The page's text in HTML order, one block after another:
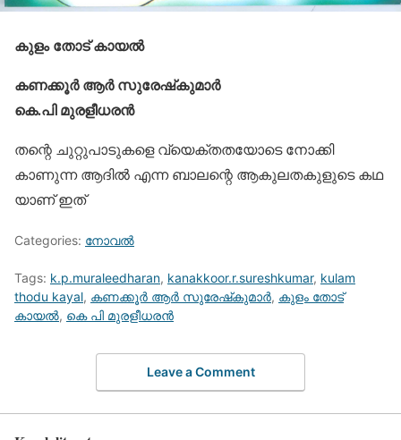
കുളം തോട് കായൽ
കണക്കൂർ ആർ സുരേഷ്‌കുമാർ
കെ.പി മുരളീധരൻ
തന്റെ ചുറ്റുപാടുകളെ വ്യെക്തതയോടെ നോക്കി
കാണുന്ന ആദിൽ എന്ന ബാലന്റെ ആകുലതകുളുടെ കഥ
യാണ് ഇത്
Categories: നോവല്‍
Tags: k.p.muraleedharan, kanakkoor.r.sureshkumar, kulam
thodu kayal, കണക്കൂർ ആർ സുരേഷ്‌കുമാർ, കുളം തോട്
കായൽ, കെ പി മുരളീധരൻ
Leave a Comment